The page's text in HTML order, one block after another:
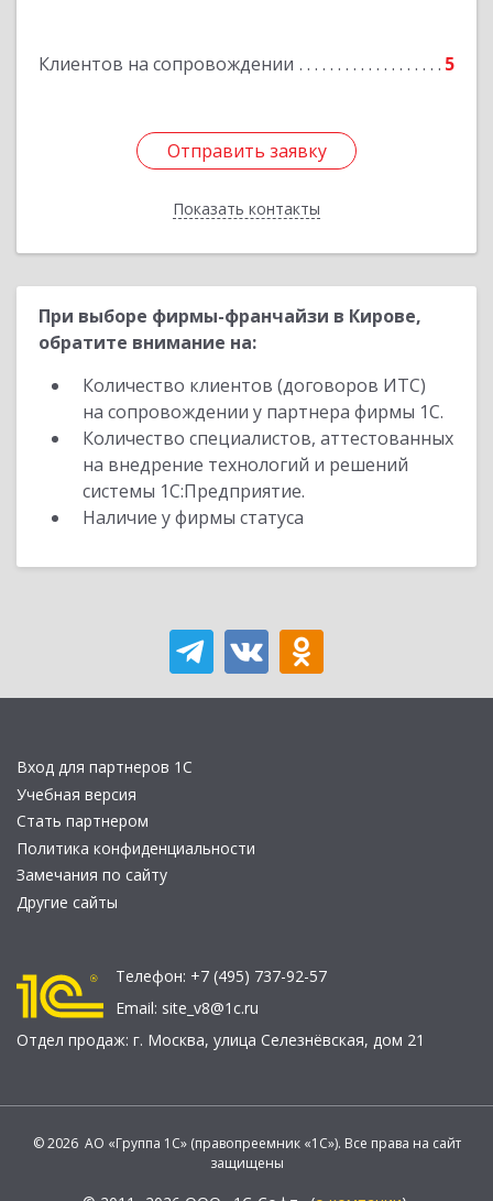
Клиентов на сопровождении 5
Отправить заявку
Показать контакты
Отправить заявку
Назад
При выборе фирмы-франчайзи в Кирове,
обратите внимание на:
Количество клиентов (договоров ИТС)
на сопровождении у партнера фирмы 1С.
Количество специалистов, аттестованных
на внедрение технологий и решений
системы 1С:Предприятие.
Наличие у фирмы статуса
Вход для партнеров 1С
Учебная версия
Стать партнером
Политика конфиденциальности
Замечания по сайту
Другие сайты
Телефон: +7 (495) 737-92-57
Email: site_v8@1c.ru
Отдел продаж: г. Москва, улица Селезнёвская, дом 21
© 2026 АО «Группа 1С» (правопреемник «1С»). Все права на сайт
защищены